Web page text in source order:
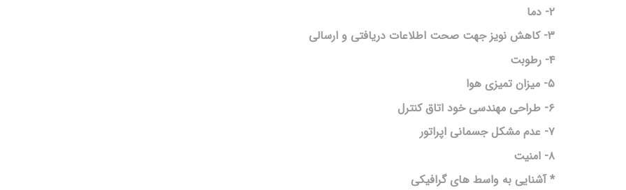
۲- دما
۳- کاهش نویز جهت صحت اطلاعات دریافتی و ارسالی
۴- رطوبت
۵- میزان تمیزی هوا
۶- طراحی مهندسی خود اتاق کنترل
۷- عدم مشکل جسمانی اپراتور
۸- امنیت
* آشنایی به واسط های گرافیکی